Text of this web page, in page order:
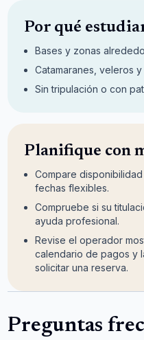
Por qué
Bases y zonas
Catamaranes, veleros
Sin tripulación o con
Planifique con
Compare
fechas flexibles.
Compruebe si su
ayuda profesional.
Revise el operador
calendario de pagos y
solicitar una reserva.
Preguntas